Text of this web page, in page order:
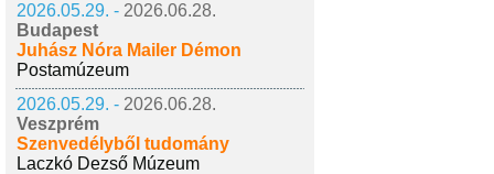
2026.05.29. - 2026.06.28.
Budapest
Juhász Nóra Mailer Démon
Postamúzeum
2026.05.29. - 2026.06.28.
Veszprém
Szenvedélyből tudomány
Laczkó Dezső Múzeum